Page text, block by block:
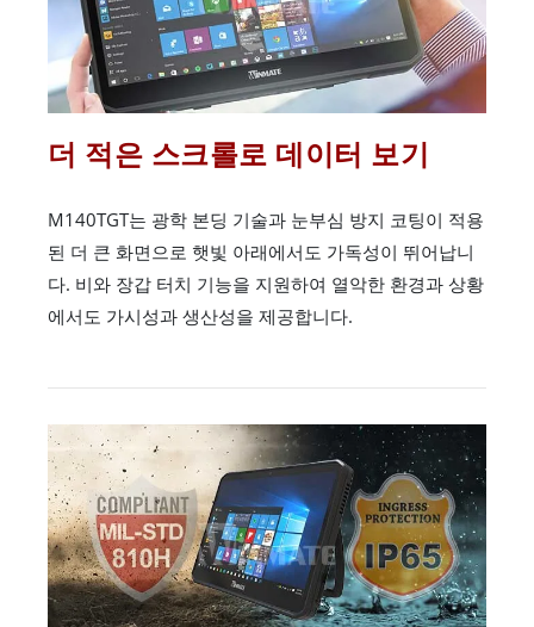
더 적은 스크롤로 데이터 보기
M140TGT는 광학 본딩 기술과 눈부심 방지 코팅이 적용
된 더 큰 화면으로 햇빛 아래에서도 가독성이 뛰어납니
다. 비와 장갑 터치 기능을 지원하여 열악한 환경과 상황
에서도 가시성과 생산성을 제공합니다.